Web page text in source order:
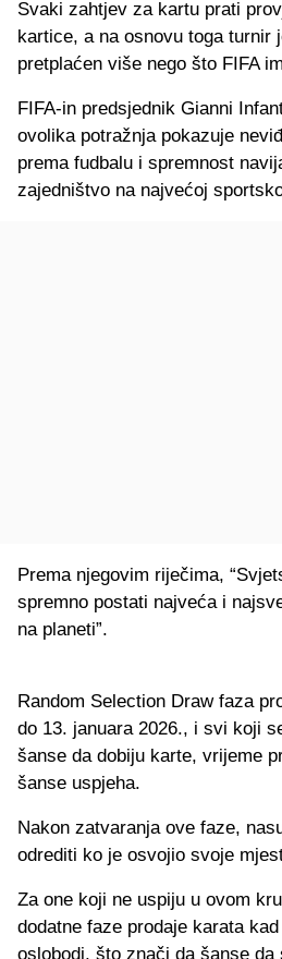
Svaki zahtjev za kartu prati
kartice, a na osnovu toga turnir
pretplaćen više nego što FIFA
FIFA-in predsjednik Gianni
ovolika potražnja pokazuje
prema fudbalu i spremnost
zajedništvo na najvećoj
Prema njegovim riječima,
spremno postati najveća i
na planeti”.
Random Selection Draw faza
do 13. januara 2026., i svi koji
šanse da dobiju karte, vrijeme
šanse uspjeha.
Nakon zatvaranja ove faze,
odrediti ko je osvojio svoje
Za one koji ne uspiju u ovom
dodatne faze prodaje karata
oslobodi, što znači da šanse da